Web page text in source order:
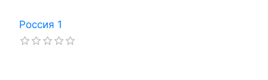
Россия 1